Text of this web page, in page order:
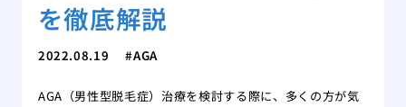
を徹底解説
2022.08.19 AGA
AGA（男性型脱毛症）治療を検討する際に、多くの方が気